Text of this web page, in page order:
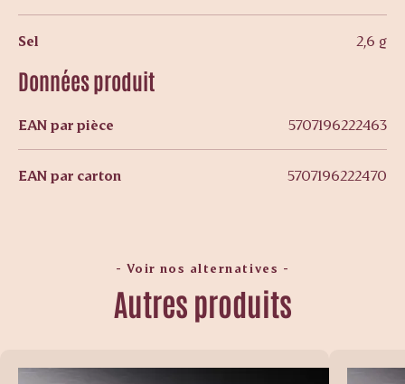
Sel 2,6 g
Données produit
EAN par pièce 5707196222463
EAN par carton 5707196222470
- Voir nos alternatives -
Autres produits